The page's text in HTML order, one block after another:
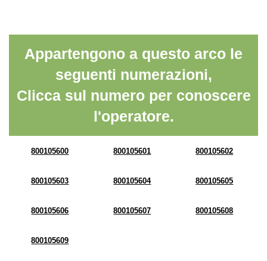
Appartengono a questo arco le
seguenti numerazioni,
Clicca sul numero per conoscere
l'operatore.
800105600 800105601 800105602
800105603 800105604 800105605
800105606 800105607 800105608
800105609